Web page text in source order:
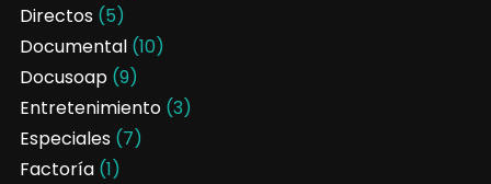
Directos(5)
Documental(10)
Docusoap(9)
Entretenimiento(3)
Especiales(7)
Factoría(1)